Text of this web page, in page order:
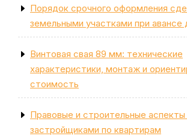
Порядок срочного оформления
земельными участками при авансе
Винтовая свая 89 мм: технические
характеристики, монтаж и
стоимость
Правовые и строительные
застройщиками по квартирам